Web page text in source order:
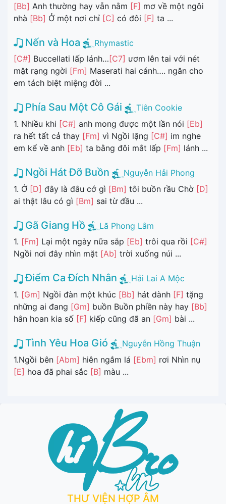
[Bb] Anh thường hay vẫn nằm [F] mơ về một ngôi
nhà [Bb] Ở một nơi chỉ [C] có đôi [F] ta ...
Nến và Hoa
Rhymastic
[C#] Buccellati lấp lánh… [C7] ươm lên tai với nét
mặt rạng ngời [Fm] Maserati hai cánh…. ngăn cho
em tách biệt miệng đời ...
Phía Sau Một Cô Gái
Tiên Cookie
1. Nhiều khi [C#] anh mong được một lần nói [Eb]
ra hết tất cả thay [Fm] vì Ngồi lặng [C#] im nghe
em kể về anh [Eb] ta bằng đôi mắt lấp [Fm] lánh ...
Ngồi Hát Đỡ Buồn
Nguyễn Hải Phong
1. Ở [D] đây là đâu cớ gì [Bm] tôi buồn rầu Chờ [D]
ai thật lâu có gì [Bm] sai từ đầu ...
Gã Giang Hồ
Lã Phong Lâm
1. [Fm] Lại một ngày nữa sắp [Eb] trôi qua rồi [C#]
Ngồi nơi đây nhìn mặt [Ab] trời xuống núi ...
Điểm Ca Đích Nhân
Hải Lai A Mộc
1. [Gm] Ngồi đàn một khúc [Bb] hát dành [F] tặng
những ai đang [Gm] buồn Buồn phiền này hay [Bb]
hân hoan kia số [F] kiếp cũng đã an [Gm] bài ...
Tình Yêu Hoa Gió
Nguyễn Hồng Thuận
1.Ngồi bên [Abm] hiên ngắm lá [Ebm] rơi Nhìn nụ
[E] hoa đã phai sắc [B] màu ...
THƯ VIỆN HỢP ÂM